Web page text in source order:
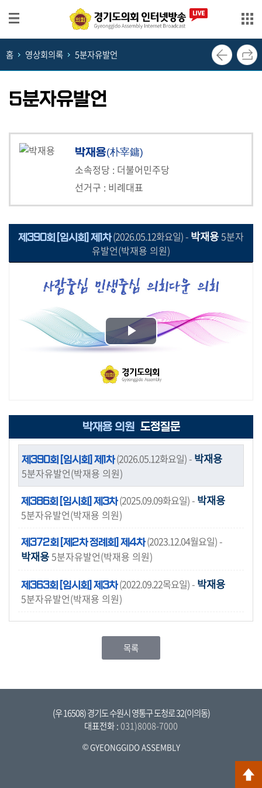
생
방
회
의
뉴
스
홈 영상회의록 5분자유발언
5분자유발언
박재용(朴宰鏞)
소속정당 : 더불어민주당
선거구 : 비례대표
제390회 [임시회] 제1차(2026.05.12화요일)- 박재용5분자
유발언(박재용 의원)
Play
Video
박재용 의원 도정질문
제390회 [임시회] 제1차(2026.05.12화요일)- 박재용
5분자유발언(박재용 의원)
제386회 [임시회] 제3차(2025.09.09화요일)- 박재용
5분자유발언(박재용 의원)
제372회 [제2차 정례회] 제4차(2023.12.04월요일)-
박재용5분자유발언(박재용 의원)
제363회 [임시회] 제3차(2022.09.22목요일)- 박재용
5분자유발언(박재용 의원)
목록
(우 16508) 경기도 수원시 영통구 도청로 32(이의동)
대표전화 :031)8008-7000
©GYEONGGIDO ASSEMBLY